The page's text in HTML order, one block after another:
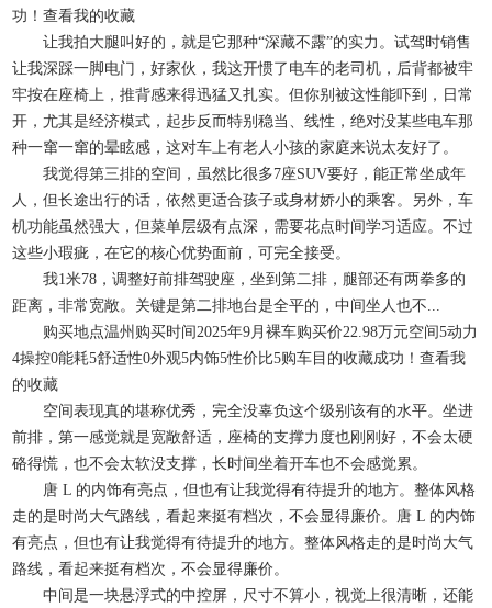
功！查看我的收藏
让我拍大腿叫好的，就是它那种“深藏不露”的实力。试驾时销售
让我深踩一脚电门，好家伙，我这开惯了电车的老司机，后背都被牢
牢按在座椅上，推背感来得迅猛又扎实。但你别被这性能吓到，日常
开，尤其是经济模式，起步反而特别稳当、线性，绝对没某些电车那
种一窜一窜的晕眩感，这对车上有老人小孩的家庭来说太友好了。
我觉得第三排的空间，虽然比很多7座SUV要好，能正常坐成年
人，但长途出行的话，依然更适合孩子或身材娇小的乘客。另外，车
机功能虽然强大，但菜单层级有点深，需要花点时间学习适应。不过
这些小瑕疵，在它的核心优势面前，可完全接受。
我1米78，调整好前排驾驶座，坐到第二排，腿部还有两拳多的
距离，非常宽敞。关键是第二排地台是全平的，中间坐人也不...
购买地点温州购买时间2025年9月裸车购买价22.98万元空间5动力
4操控0能耗5舒适性0外观5内饰5性价比5购车目的收藏成功！查看我
的收藏
空间表现真的堪称优秀，完全没辜负这个级别该有的水平。坐进
前排，第一感觉就是宽敞舒适，座椅的支撑力度也刚刚好，不会太硬
硌得慌，也不会太软没支撑，长时间坐着开车也不会感觉累。
唐 L 的内饰有亮点，但也有让我觉得有待提升的地方。整体风格
走的是时尚大气路线，看起来挺有档次，不会显得廉价。唐 L 的内饰
有亮点，但也有让我觉得有待提升的地方。整体风格走的是时尚大气
路线，看起来挺有档次，不会显得廉价。
中间是一块悬浮式的中控屏，尺寸不算小，视觉上很清晰，还能